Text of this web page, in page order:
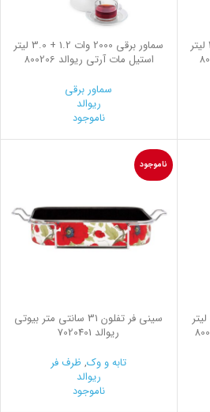
سماور برقی 2000 وات 1.0 + 3.0 لیتر
سماور برقی 2000 وات 1.2 + 3.0 لیتر
استیل مات آرتی ریوالد 800206
سماور برقی
ریوالد
ناموجود
سماوربرقی 2000 وات 1.2 + 3.0 لیتر
ناموجود
سینی فر تفلون 31 سانتی متر بیوتی
ریوالد 7020401
تابه و وک,ظرف فر
ریوالد
ناموجود